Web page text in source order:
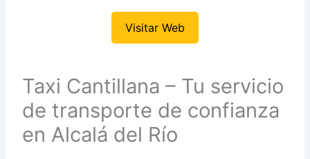
Visitar Web
Taxi Cantillana – Tu servicio
de transporte de confianza
en Alcalá del Río